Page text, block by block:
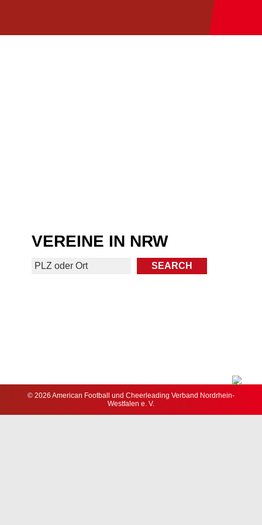
VEREINE IN NRW
© 2026 American Football und Cheerleading Verband Nordrhein-
Westfalen e. V.